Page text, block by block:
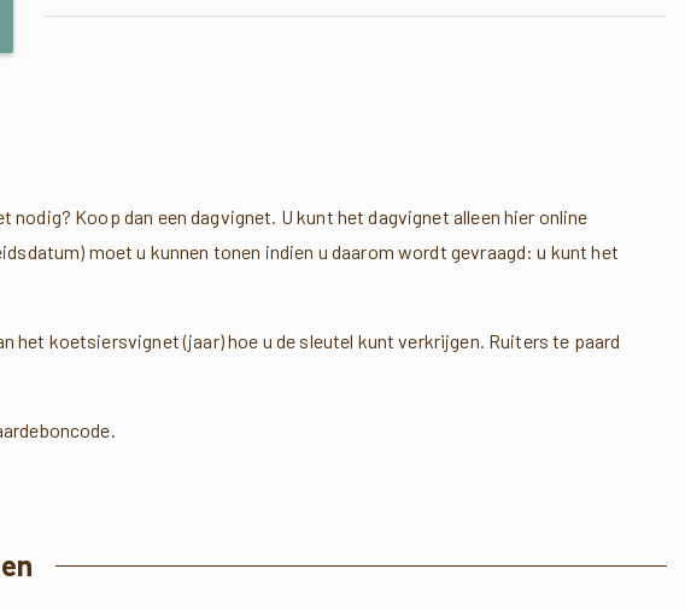
Koop dan een dagvignet. U kunt het dagvignet alleen hier online
moet u kunnen tonen indien u daarom wordt gevraagd: u kunt het
het koetsiersvignet (jaar) hoe u de sleutel kunt verkrijgen. Ruiters te paard